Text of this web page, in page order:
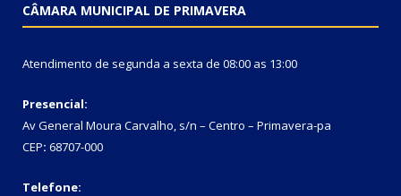
CÂMARA MUNICIPAL DE PRIMAVERA
Atendimento de segunda a sexta de 08:00 as 13:00
Presencial:
Av General Moura Carvalho, s/n – Centro – Primavera-pa
CEP: 68707-000
Telefone: